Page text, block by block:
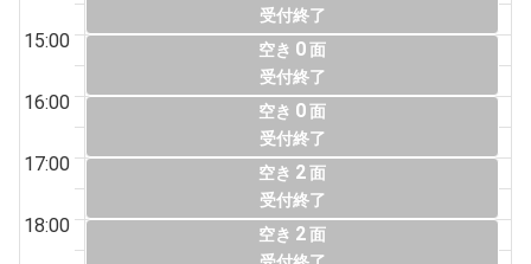
15:00
16:00
17:00
18:00
受付終了
空き 0面
受付終了
空き 0面
受付終了
空き 2面
受付終了
空き 2面